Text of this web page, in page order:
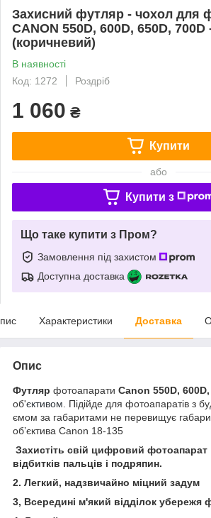
Захисний футляр - чохол для
CANON 550D, 600D, 650D, 700D
(коричневий)
В наявності
Код: 1272
Роздріб
1 060 ₴
Купити
або
Купити з
Що таке купити з Пром?
Замовлення під захистом
Доступна доставка
Характеристики Доставка
Опис
Футляр фотоапарати Canon 550D,
об'єктивом . Підійде для фотоапаратів з
ємом за габаритами не перевищує
об’єктива Canon 18-135
Захистіть свій цифровий фотоапарат
відбитків пальців і подряпин.
2. Легкий, надзвичайно міцний задум
3, Всередині м'який відділок убережя